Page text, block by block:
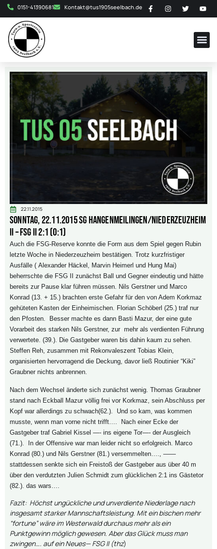
0151-41390681 Kontakt@tus1905seelbach.de
22.11.2015
Sonntag, 22.11.2015 SG Hangenmeilingen/Niederzeuzheim
II – FSG II 2:1 (0:1)
Auch die FSG-Reserve konnte die Form aus dem Spiel gegen Rubin
letzte Woche in Niederzeuzheim bestätigen. Trotz kurzfristiger
Ausfälle ( Alexander Häckel, Marvin Heimerl und Hung Mai)
beherrschte die FSG II zunächst Ball und Gegner eindeutig und hätte
bereits zur Pause klar führen müssen. Nils Gerstner und Marco
Konrad (13. + 15.) brachten erste Gefahr für den von Adem Korkmaz
gehüteten Kasten der Einheimischen. Florian Schöberl (25.) traf nur
den Pfosten. Besser machte es dann Basti Mazur, der eine gute
Vorarbeit des starken Nils Gerstner, zur mehr als verdienten Führung
verwertete. (39.). Die Gastgeber waren bis dahin kaum zu sehen.
Steffen Reh, zusammen mit Rekonvaleszent Tobias Klein,
organisierten hervorragend die Deckung, davor ließ Routinier “Kiki”
Graubner nichts anbrennen.
Nach dem Wechsel änderte sich zunächst wenig. Thomas Graubner
stand nach Eckball Mazur völlig frei vor Korkmaz, sein Abschluss per
Kopf war allerdings zu schwach(62.). Und so kam, was kommen
musste, wenn man vorne nicht trifft…. Nach einer Ecke der
Gastgeber traf Gabriel Kissel —- ins eigene Tor—- der Ausgleich
(71.). In der Offensive war man leider nicht so erfolgreich. Marco
Konrad (80.) und Nils Gerstner (81.) versemmelten…., ——
stattdessen senkte sich ein Freistoß der Gastgeber aus über 40 m
über den verdutzten Julien Schmidt zum glücklichen 2:1 ins Gästetor
(82.). das wars….
Fazit: Höchst ungückliche und unverdiente Niederlage nach
insgesamt starker Mannschaftsleistung. Mit ein bischen mehr
“fortune” wäre im Westerwald durchaus mehr als ein
Punktgewinn möglich gewesen. Aber das Glück muss man
zwingen…. auf ein Neues— FSG II (thz)